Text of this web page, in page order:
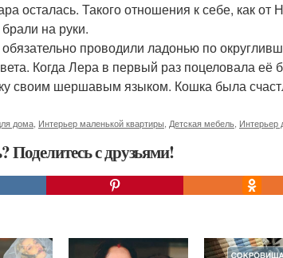
осталась. Такого отношения к себе, как
на руки.
проводили ладонью по
Когда Лера в первый раз поцеловала её
своим шершавым языком. Кошка была
дома Интерьер маленькой квартиры Детская мебель Интерьер
Поделитесь с друзьями!